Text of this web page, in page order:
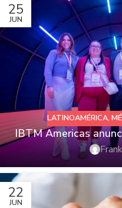
25
JUN
LATINOAMÉRICA,
IBTM Americas
Frank
22
JUN